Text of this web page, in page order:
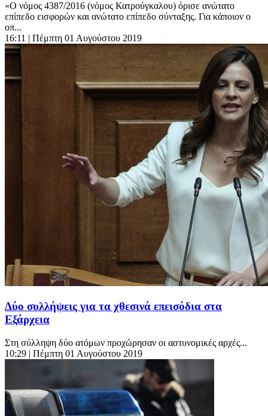
«Ο νόμος 4387/2016 (νόμος Κατρούγκαλου) όρισε ανώτατο
επίπεδο εισφορών και ανώτατο επίπεδο σύνταξης. Για κάποιον ο
οπ...
16:11 | Πέμπτη 01 Αυγούστου 2019
Δύο συλλήψεις για τα χθεσινά επεισόδια στα
Εξάρχεια
Στη σύλληψη δύο ατόμων προχώρησαν οι αστυνομικές αρχές...
10:29 | Πέμπτη 01 Αυγούστου 2019